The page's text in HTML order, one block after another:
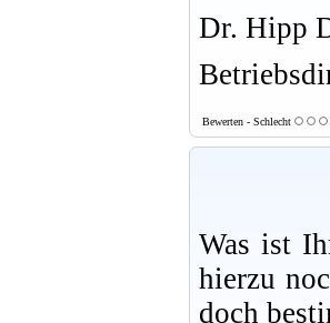
Dr. Hipp
Bewerten - Schlecht
Was ist
hierzu
doch